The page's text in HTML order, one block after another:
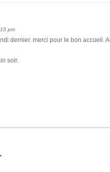
pm
dernier. merci pour le bon accueil.
soir.